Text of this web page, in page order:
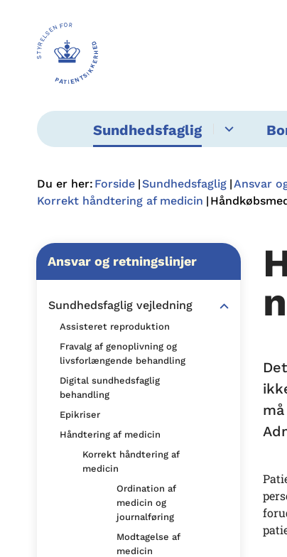
Sundhedsfaglig
Du er her: Forside Sundhedsfaglig Ansvar
Korrekt håndtering af medicin
Ansvar og retningslinjer
Sundhedsfaglig vejledning
Assisteret reproduktion
Fravalg af genoplivning og
livsforlængende behandling
Digital sundhedsfaglig
behandling
Epikriser
Håndtering af medicin
Korrekt håndtering af
medicin
Ordination af
medicin og
journalføring
Modtagelse af
medicin